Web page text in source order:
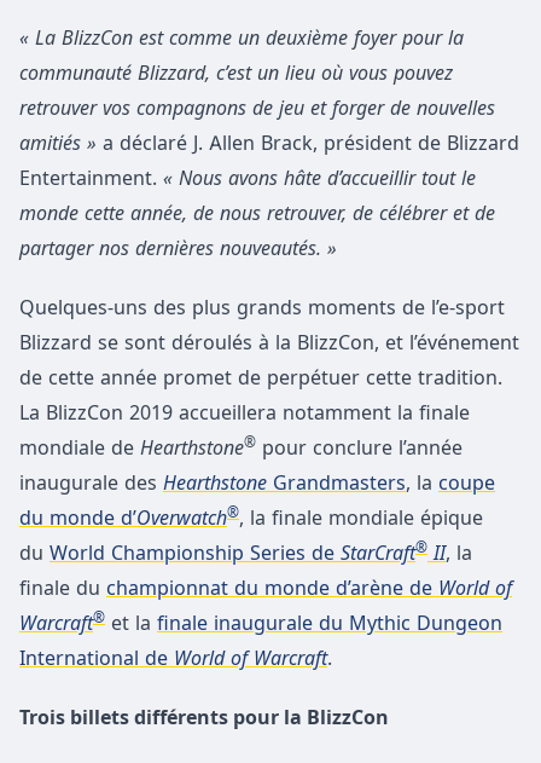
« La BlizzCon est comme un deuxième foyer pour la
communauté Blizzard, c’est un lieu où vous pouvez
retrouver vos compagnons de jeu et forger de nouvelles
amitiés » a déclaré J. Allen Brack, président de Blizzard
Entertainment. « Nous avons hâte d’accueillir tout le
monde cette année, de nous retrouver, de célébrer et de
partager nos dernières nouveautés. »
Quelques-uns des plus grands moments de l’e-sport
Blizzard se sont déroulés à la BlizzCon, et l’événement
de cette année promet de perpétuer cette tradition.
La BlizzCon 2019 accueillera notamment la finale
mondiale de Hearthstone® pour conclure l’année
inaugurale des Hearthstone Grandmasters, la coupe
du monde d’Overwatch®, la finale mondiale épique
du World Championship Series de StarCraft® II, la
finale du championnat du monde d’arène de World of
Warcraft® et la finale inaugurale du Mythic Dungeon
International de World of Warcraft.
Trois billets différents pour la BlizzCon